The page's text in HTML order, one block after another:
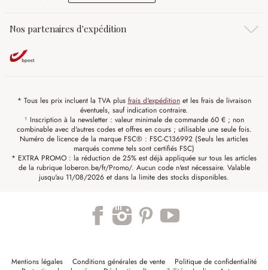
Nos partenaires d'expédition
* Tous les prix incluent la TVA plus frais d'expéditionet les frais de livraison
éventuels, sauf indication contraire.
¹ Inscription à la newsletter : valeur minimale de commande 60 € ; non
combinable avec d'autres codes et offres en cours ; utilisable une seule fois.
Numéro de licence de la marque FSC® : FSC-C136992 (Seuls les articles
marqués comme tels sont certifiés FSC)
* EXTRA PROMO : la réduction de 25% est déjà appliquée sur tous les articles
de la rubrique loberon.be/fr/Promo/. Aucun code n'est nécessaire. Valable
jusqu'au 11/08/2026 et dans la limite des stocks disponibles.
Mentions légales Conditions générales de vente
Politique de confidentialité